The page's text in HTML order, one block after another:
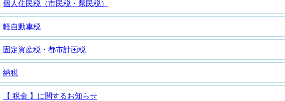
個人住民税（市民税・県民税）
軽自動車税
固定資産税・都市計画税
納税
【 税金 】に関するお知らせ